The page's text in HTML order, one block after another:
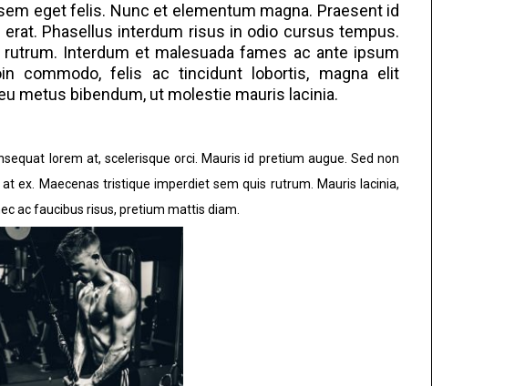
eget felis. Nunc et elementum magna. Praesent id
Phasellus interdum risus in odio cursus tempus.
Interdum et malesuada fames ac ante ipsum
commodo, felis ac tincidunt lobortis, magna elit
metus bibendum, ut molestie mauris lacinia.
lorem at, scelerisque orci. Mauris id pretium augue. Sed non
ex. Maecenas tristique imperdiet sem quis rutrum. Mauris lacinia,
ac faucibus risus, pretium mattis diam.